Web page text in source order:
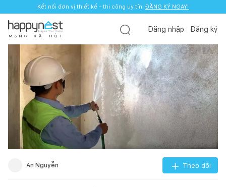
Kết nối đơn vị thiết kế - thi công uy tín. ĐĂNG KÝ NGAY!
M Ạ N G X Ã H Ộ I
Đăng nhập Đăng ký
An Nguyễn Theo dõi